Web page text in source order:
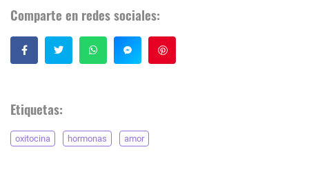
Comparte en redes sociales:
Etiquetas:
oxitocina hormonas amor